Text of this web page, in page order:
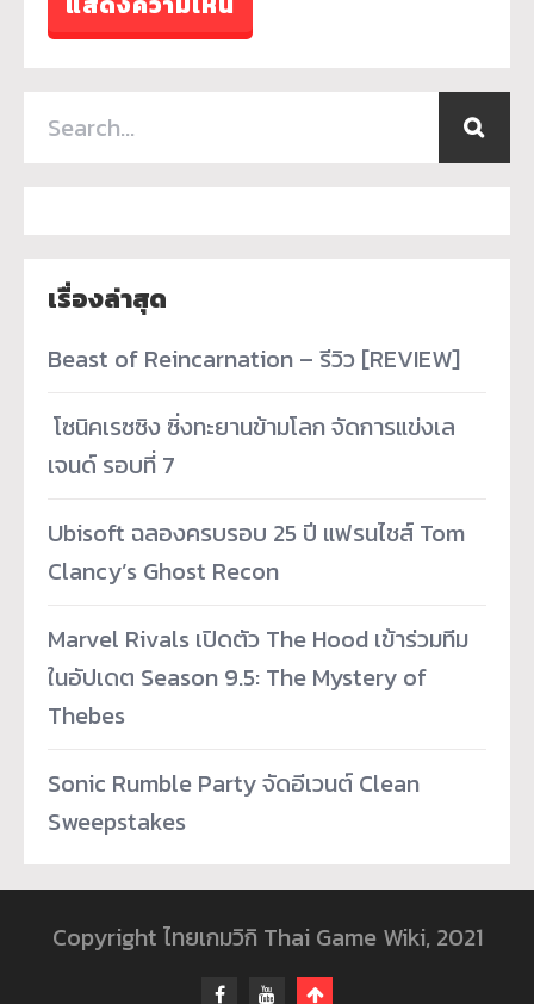
เรื่องล่าสุด
Beast of Reincarnation – รีวิว [REVIEW]
­ โซนิคเรซซิง ซิ่งทะยานข้ามโลก จัดการแข่งเล
เจนด์ รอบที่ 7
Ubisoft ฉลองครบรอบ 25 ปี แฟรนไชส์ Tom
Clancy’s Ghost Recon
Marvel Rivals เปิดตัว The Hood เข้าร่วมทีม
ในอัปเดต Season 9.5: The Mystery of
Thebes
Sonic Rumble Party จัดอีเวนต์ Clean
Sweepstakes
Copyright ไทยเกมวิกิ Thai Game Wiki, 2021